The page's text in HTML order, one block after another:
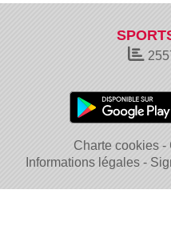
Charte cookies
Informations légales